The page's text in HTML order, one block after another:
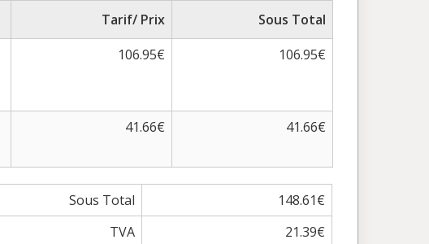
Tarif/ Prix
Sous Total
106.95€ 106.95€
41.66€ 41.66€
Sous Total
148.61€
TVA
21.39€